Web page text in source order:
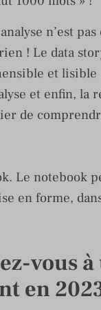
n’est
! Le data
et
et enfin,
de
Le notebook
en forme,
vous
en